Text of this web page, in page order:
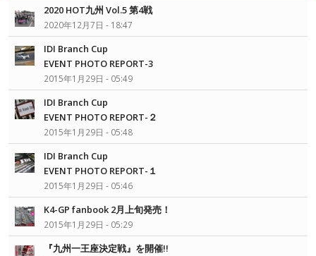
2020 HOT九州 Vol.5 第4戦
2020年12月7日 - 18:47
IDI Branch Cup
EVENT PHOTO REPORT-3
2015年1月29日 - 05:49
IDI Branch Cup
EVENT PHOTO REPORT-２
2015年1月29日 - 05:48
IDI Branch Cup
EVENT PHOTO REPORT-１
2015年1月29日 - 05:46
K4-GP fanbook 2月上旬発売！
2015年1月29日 - 05:29
『九州一王座決定戦』を開催!!